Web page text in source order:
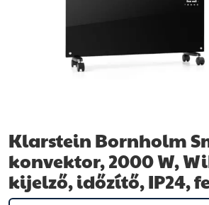
Klarstein Bornholm
konvektor, 2000 W,
kijelző, időzítő, IP24,